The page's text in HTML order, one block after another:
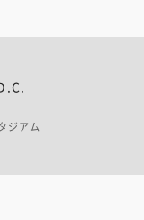
ジアム